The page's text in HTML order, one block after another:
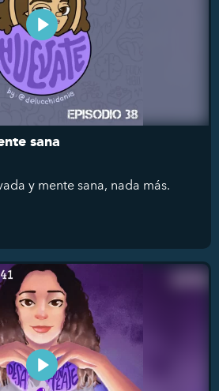
sana
y mente sana, nada más.